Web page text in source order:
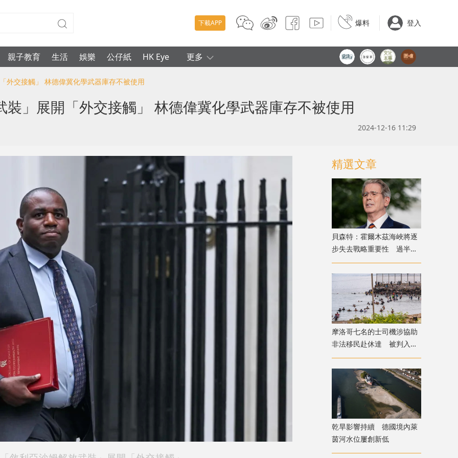
下載APP 爆料 登入
親子教育 生活 娛樂 公仔紙 HK Eye 更多
外交接觸」 林德偉冀化學武器庫存不被使用
」展開「外交接觸」 林德偉冀化學武器庫存不被使用
2024-12-16 11:29
精選文章
貝森特：霍爾木茲海峽將逐
步失去戰略重要性 過半能
源將由地下管道輸送
摩洛哥七名的士司機涉協助
非法移民赴休達 被判入獄
兼罰款
乾旱影響持續 德國境內萊
茵河水位屢創新低